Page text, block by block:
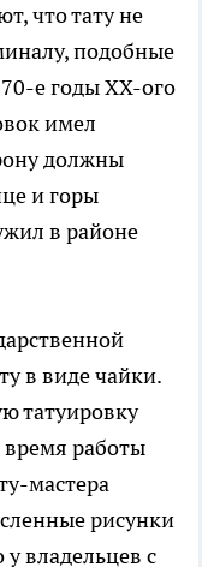
что тату не
подобные
е годы XX-ого
имел
должны
и горы
в районе
в виде чайки.
татуировку
время работы
мастера
рисунки
владельцев с